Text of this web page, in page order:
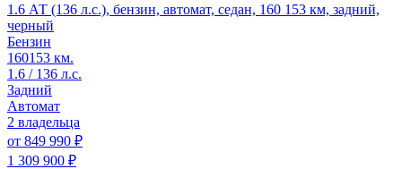
1.6 АТ (136 л.с.), бензин, автомат, седан, 160 153 км, задний,
черный
Бензин
160153 км.
1.6 / 136 л.с.
Задний
Автомат
2 владельца
от 849 990 ₽
1 309 900 ₽